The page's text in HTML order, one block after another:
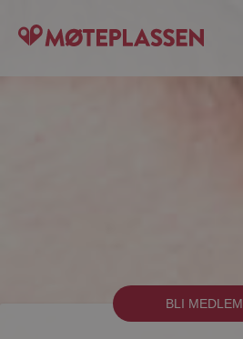
BLI MEDLEM